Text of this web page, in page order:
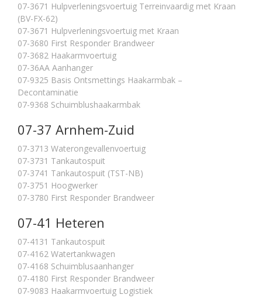
07-3671 Hulpverleningsvoertuig Terreinvaardig met Kraan
(BV-FX-62)
07-3671 Hulpverleningsvoertuig met Kraan
07-3680 First Responder Brandweer
07-3682 Haakarmvoertuig
07-36AA Aanhanger
07-9325 Basis Ontsmettings Haakarmbak –
Decontaminatie
07-9368 Schuimblushaakarmbak
07-37 Arnhem-Zuid
07-3713 Waterongevallenvoertuig
07-3731 Tankautospuit
07-3741 Tankautospuit (TST-NB)
07-3751 Hoogwerker
07-3780 First Responder Brandweer
07-41 Heteren
07-4131 Tankautospuit
07-4162 Watertankwagen
07-4168 Schuimblusaanhanger
07-4180 First Responder Brandweer
07-9083 Haakarmvoertuig Logistiek